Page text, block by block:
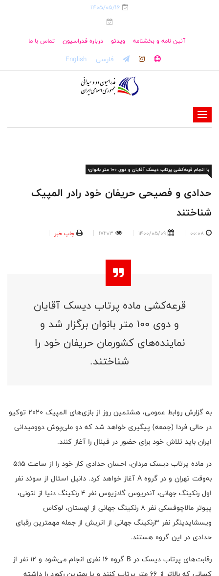
1405/05/16
آئین نامه و بخشنامه ویدئو درباره فدراسیون تماس با ما
فارسی English
-
-
-
با انجام قرعه‌کشی پرتاب دیسک آقایان و دوی ۱۰۰ متر بانوان؛
حدادی و فصیحی حریفان خود رادر المپیک
شناختند
00:08
1400/05/09
17203 چاپ خبر
قرعه‌کشی ماده پرتاب دیسک آقایان
و دوی ۱۰۰ متر بانوان برگزار شد و
نماینده‌های کشورمان حریفان خود را
شناختند.
به گزارش روابط عمومی، هشتمین روز از بازی‌های المپیک ۲۰۲۰ توکیو
در حالی فردا (جمعه) پیگیری خواهد شد که دو ملی‌پوش دوومیدانی
ایران باید تلاش خود برای حضور در فینال را آغاز کنند.
در ماده پرتاب دیسک مردان، احسان حدادی کار خود را از ساعت ۵:۱۵
به‌وقت تهران و در گروه A آغاز خواهد کرد. دانیل استال از سوئد نفر
اول رنکینگ جهانی، آندریوس گادزیوس نفر ۴ رنکینگ دنیا از لتونی،
پیوتر مالاچوفسکی نفر ۸ رنکینگ جهانی از لهستان، لوکاس
ویسشایدینگر نفر ۳رنکینگ جهانی از اتریش از جمله مهمترین رقبای
حدادی در این گروه هستند.
رقابت‌های پرتاب دیسک در B گروه ۱۶ نفری انجام می‌شود و ۱۲ نفر از